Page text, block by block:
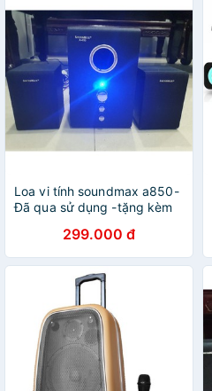
Loa vi tính soundmax a850-
Đã qua sử dụng -tặng kèm
299.000 đ